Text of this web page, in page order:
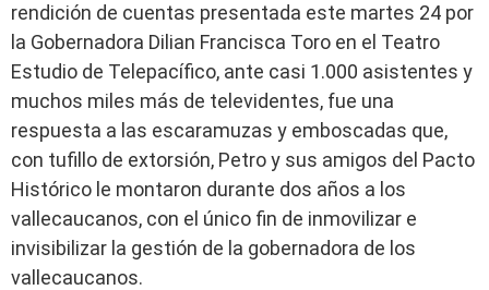
rendición de cuentas presentada este martes 24 por
la Gobernadora Dilian Francisca Toro en el Teatro
Estudio de Telepacífico, ante casi 1.000 asistentes y
muchos miles más de televidentes, fue una
respuesta a las escaramuzas y emboscadas que,
con tufillo de extorsión, Petro y sus amigos del Pacto
Histórico le montaron durante dos años a los
vallecaucanos, con el único fin de inmovilizar e
invisibilizar la gestión de la gobernadora de los
vallecaucanos.